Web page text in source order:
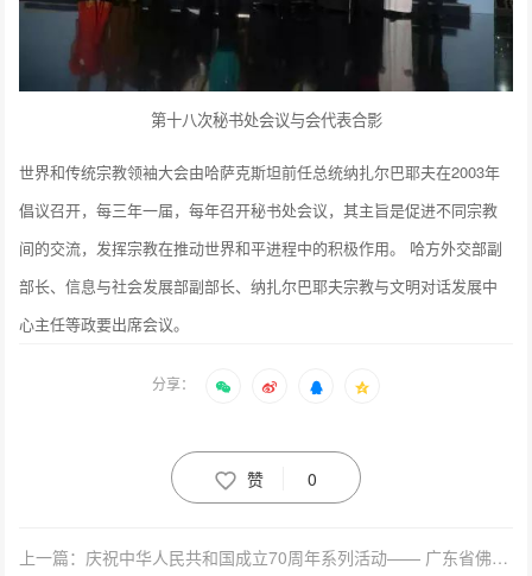
第十八次秘书处会议与会代表合影
世界和传统宗教领袖大会由哈萨克斯坦前任总统纳扎尔巴耶夫在2003年
倡议召开，每三年一届，每年召开秘书处会议，其主旨是促进不同宗教
间的交流，发挥宗教在推动世界和平进程中的积极作用。 哈方外交部副
部长、信息与社会发展部副部长、纳扎尔巴耶夫宗教与文明对话发展中
心主任等政要出席会议。
分享：
赞 0
上一篇：庆祝中华人民共和国成立70周年系列活动—— 广东省佛教协会八届四次常务理事会在广州顺利召开